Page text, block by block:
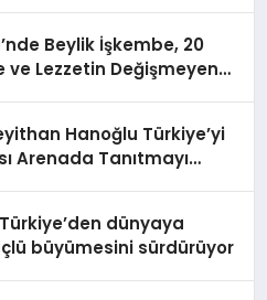
Beylik İşkembe, 20
ve Lezzetin Değişmeyen
Hanoğlu Türkiye’yi
Arenada Tanıtmayı
dünyaya
büyümesini sürdürüyor